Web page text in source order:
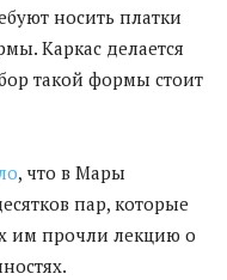
носить платки
Каркас делается
такой формы стоит
, что в Мары
пар, которые
им прочли лекцию о